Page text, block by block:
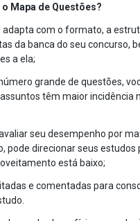
Mapa de Questões?
adapta com o formato, a
da banca do seu concurso,
a ela;
grande de questões,
têm maior incidência
seu desempenho por
pode direcionar seus estudos
está baixo;
e comentadas para